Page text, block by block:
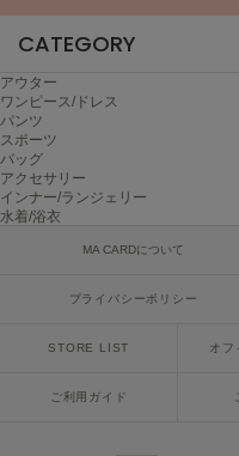
モワージュ
ミュシャ
NEW Balance
ニューバランス
ナウンス
CATEGORY
アウター
ワンピース/ドレス
パンツ
スポーツ
バッグ
アクセサリー
インナー/ランジェリー
水着/浴衣
MA CARDについて
プライバシーポリシー
STORE LIST オフ
ご利用ガイド